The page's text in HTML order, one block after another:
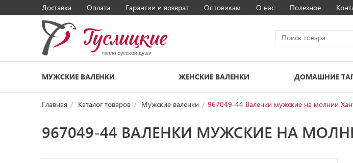
Доставка Оплата Гарантии и возврат Оптовикам О нас Полезное
МУЖСКИЕ ВАЛЕНКИ ЖЕНСКИЕ ВАЛЕНКИ ДОМАШНИЕ
Главная Каталог товаров Мужские валенки 967049-44 Валенки мужские на молнии
967049-44 ВАЛЕНКИ МУЖСКИЕ НА